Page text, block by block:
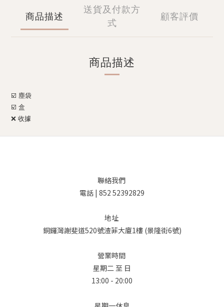
商品描述
送貨及付款方
式
顧客評價
商品描述
☑️ 塵袋
☑️ 盒
❌ 收據
聯絡我們
電話 | 852 52392829
地址
銅鑼灣謝斐道520號渣菲大廈1樓 (景隆街6號)
營業時間
星期二 至 日
13:00 - 20:00